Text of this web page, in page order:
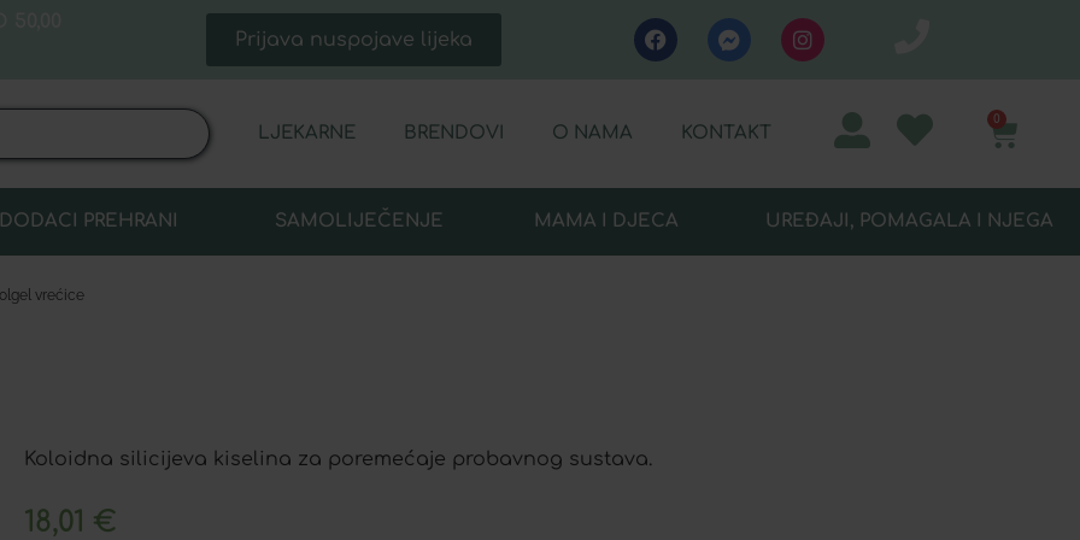
Prijava nuspojave lijeka
LJEKARNE BRENDOVI O NAMA KONTAKT
0
DODACI PREHRANI SAMOLIJEČENJE MAMA I DJECA UREĐAJI, POMAGALA I NJEGA
vrećice
Koloidna silicijeva kiselina za poremećaje probavnog sustava.
18,01 €